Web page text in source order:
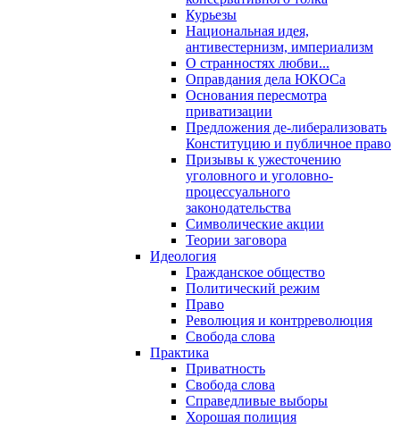
Курьезы
Национальная идея,
антивестернизм, империализм
О странностях любви...
Оправдания дела ЮКОСа
Основания пересмотра
приватизации
Предложения де-либерализовать
Конституцию и публичное право
Призывы к ужесточению
уголовного и уголовно-
процессуального
законодательства
Символические акции
Теории заговора
Идеология
Гражданское общество
Политический режим
Право
Революция и контрреволюция
Свобода слова
Практика
Приватность
Свобода слова
Справедливые выборы
Хорошая полиция